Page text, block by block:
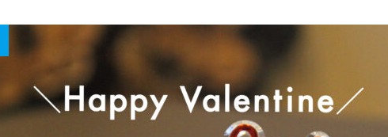
焙煎所が届ける、理想の一杯。
「雲仙麓珈琲焙煎研究所」
【NEW
【NEW OPEN】女性一人でも入り
やすい新感覚ラーメン“梟（ふくろ
う）”
中地区にある商